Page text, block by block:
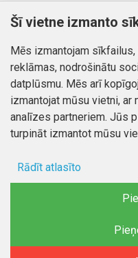
Preču atgriešana
Mans profils
Pasūtījumi
aizsargātas
Šī vietne izmanto
Mēs izmantojam
reklāmas, nodrošinātu
datplūsmu. Mēs arī
izmantojat mūsu vietni, ar
analīzes partneriem. Jūs
turpināt izmantot mūsu
Rādīt atlasīto